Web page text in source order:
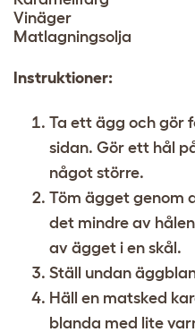
Vinäger
Matlagningsolja
Instruktioner:
Ta ett ägg och gör
sidan. Gör ett hål
något större.
Töm ägget genom
det mindre av
av ägget i en skål.
Ställ undan
Häll en matsked
blanda med lite